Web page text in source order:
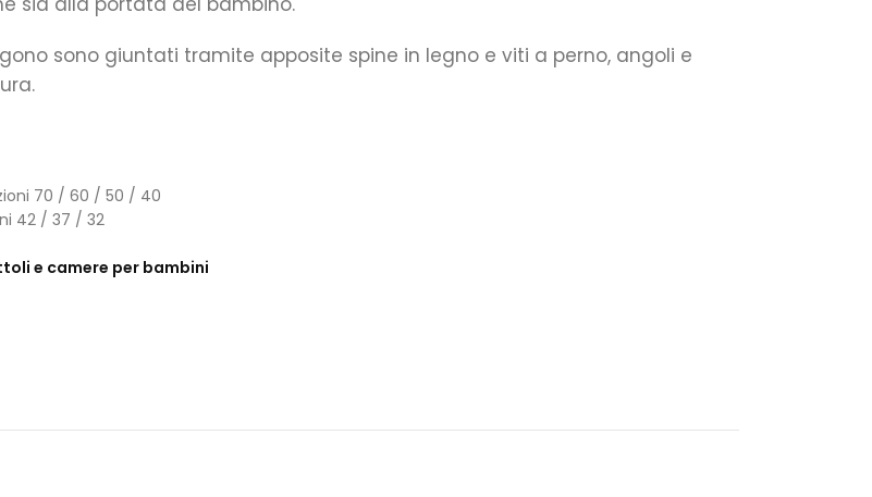
sono giuntati tramite apposite spine in legno e viti a perno, angoli e
70 / 60 / 50 / 40
42 / 37 / 32
e camere per bambini